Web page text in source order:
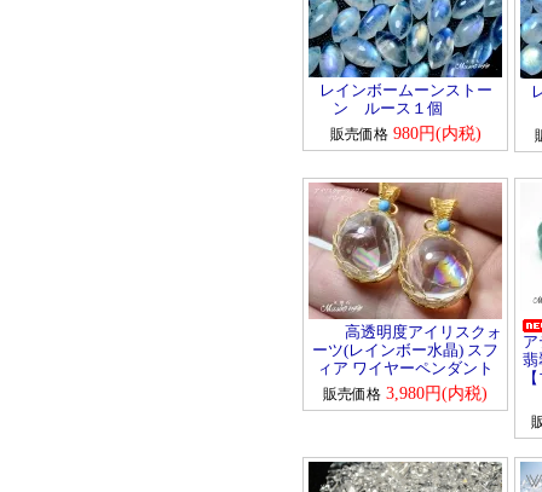
レインボームーンストー
ン ルース１個
販売価格980円(内税)
高透明度アイリスクォ
ーツ(レインボー水晶) スフ
ィア ワイヤーペンダント
販売価格 3,980円(内税)
翡